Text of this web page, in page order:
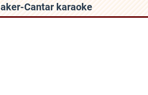
Cantar karaoke